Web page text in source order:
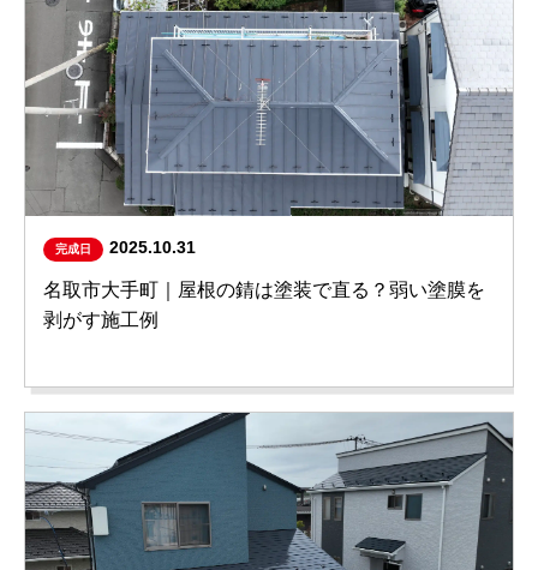
完成日 2025.10.31
名取市大手町｜屋根の錆は塗装で直る？弱い塗膜を
剥がす施工例